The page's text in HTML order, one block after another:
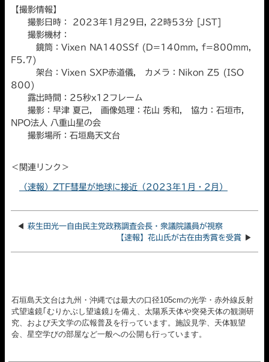
【撮影情報】
撮影日時： 2023年1月29日, 22時53分 [JST]
撮影機材：
鏡筒：Vixen NA140SSf (D=140mm, f=800mm,
F5.7)
架台：Vixen SXP赤道儀, カメラ：Nikon Z5 (ISO
800)
露出時間：25秒x12フレーム
撮影：早津 夏己, 画像処理：花山 秀和, 協力：石垣市,
NPO法人 八重山星の会
撮影場所：石垣島天文台
＜関連リンク＞
（速報）ZTF彗星が地球に接近（2023年1月・2月）
◀ 萩生田光一自由民主党政務調査会長・衆議院議員が視察
【速報】花山氏が古在由秀賞を受賞 ▶
石垣島天文台は九州・沖縄では最大の口径105cmの光学・赤外線反射
式望遠鏡｢むりかぶし望遠鏡｣を備え、太陽系天体や突発天体の観測研
究、および天文学の広報普及を行っています。施設見学、天体観望
会、星空学びの部屋など一般への公開も行っています。